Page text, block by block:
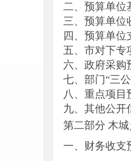
二、预算单位
三、预算单位
四、 预算单位
五、 市对下专
六、 政府采购
七、部门“三
八、重点项目
九、其他公开
第二部分 木
一、 财务收支